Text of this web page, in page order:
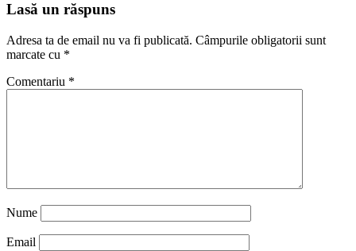
Lasă un răspuns
Adresa ta de email nu va fi publicată. Câmpurile obligatorii sunt
marcate cu *
Comentariu *
Nume
Email